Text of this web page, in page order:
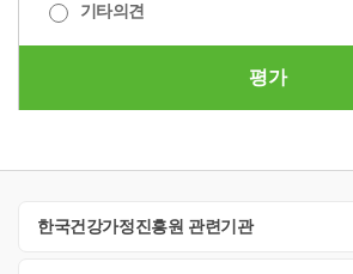
기타의견
평가
한국건강가정진흥원 관련기관